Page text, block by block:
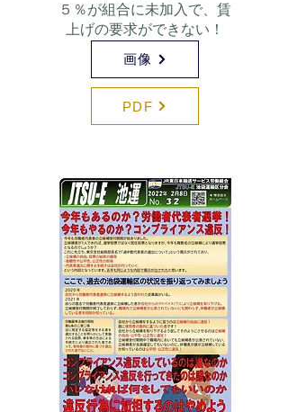
５％が組合に未加入で、賃
上げの要求ができない！
画像
PDF